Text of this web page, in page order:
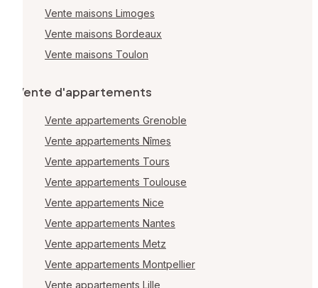
Vente maisons Limoges
Vente maisons Bordeaux
Vente maisons Toulon
Vente d'appartements
Vente appartements Grenoble
Vente appartements Nîmes
Vente appartements Tours
Vente appartements Toulouse
Vente appartements Nice
Vente appartements Nantes
Vente appartements Metz
Vente appartements Montpellier
Vente appartements Lille